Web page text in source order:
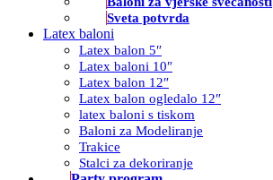
Sveta potvrda
Latex baloni
Latex balon 5″
Latex baloni 10″
Latex balon 12″
Latex balon ogledalo 12″
latex baloni s tiskom
Baloni za Modeliranje
Trakice
Stalci za dekoriranje